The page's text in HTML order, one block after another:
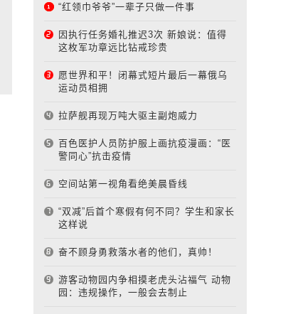
“红领巾爷爷”一辈子只做一件事
因执行任务婚礼推迟3次 新娘说：值得
这枚军功章远比钻戒珍贵
愿世界和平！闭幕式短片最后一幕俄乌
运动员相拥
拉萨舰再现万吨大驱主副炮威力
百色医护人员防护服上画抗疫漫画：“医
警同心”抗击疫情
空间站第一视角看绝美晨昏线
“双减”后首个寒假有何不同？学生和家长
这样说
奋不顾身勇救落水者的他们，真帅！
游客动物园内争相摸老虎头沾福气 动物
园：违规操作，一般会去制止